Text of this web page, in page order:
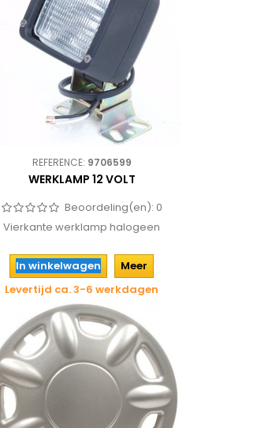
REFERENCE: 9706599
WERKLAMP 12 VOLT
Beoordeling(en): 0
Vierkante werklamp halogeen
In winkelwagen
Meer
Levertijd ca. 3-6 werkdagen